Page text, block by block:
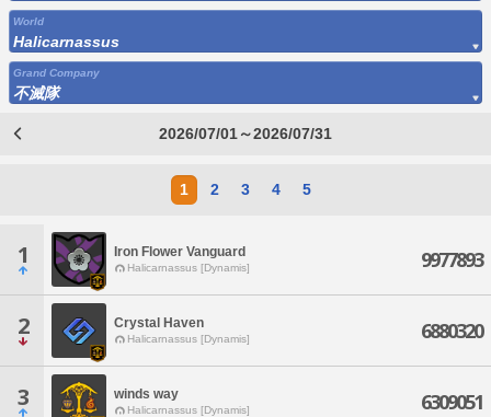
World
Halicarnassus
Grand Company
不滅隊
2026/07/01～2026/07/31
1 2 3 4 5
1 Iron Flower Vanguard
Halicarnassus [Dynamis] 9977893
2 Crystal Haven
Halicarnassus [Dynamis] 6880320
3 winds way
Halicarnassus [Dynamis] 6309051